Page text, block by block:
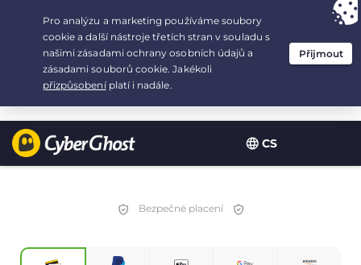
CS
Your choice:The Best Dealfor 2.1666666666667-years at $
/month
Bezpečné placení